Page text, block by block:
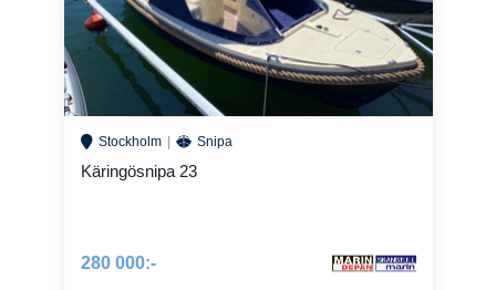
Stockholm Snipa
Käringösnipa 23
280 000:-